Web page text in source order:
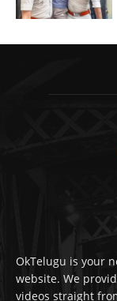
OkTelugu is your
website. We
videos straight